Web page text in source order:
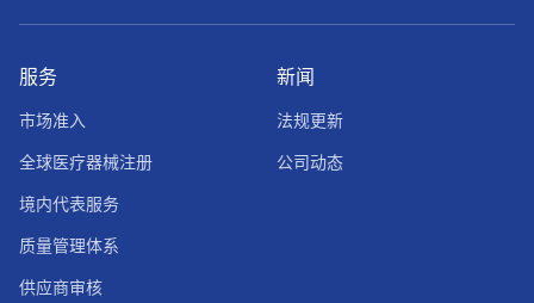
新闻
法规更新
公司动态
服务
市场准入
全球医疗器械注册
境内代表服务
质量管理体系
供应商审核